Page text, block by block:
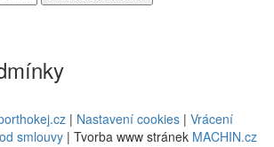
| Nastavení cookies | Vrácení
smlouvy | Tvorba www stránek MACHIN.cz